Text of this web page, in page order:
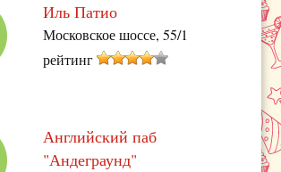
Иль Патио
Московское шоссе, 55/1
рейтинг
Английский паб
"Андеграунд"